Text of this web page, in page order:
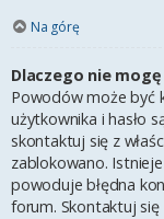
Na górę
Dlaczego nie
Powodów może być
użytkownika i hasło
skontaktuj się z
zablokowano.
powoduje błędna
forum. Skontaktuj